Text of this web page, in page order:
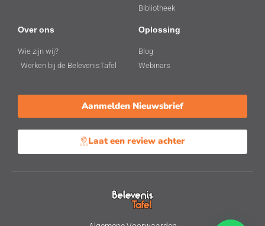
Bibliotheek
Over ons
Wie zijn wij?
Werken bij de BelevenisTafel
Oplossing
Blog
Webinars
Aanmelden Nieuwsbrief
Laat een review achter